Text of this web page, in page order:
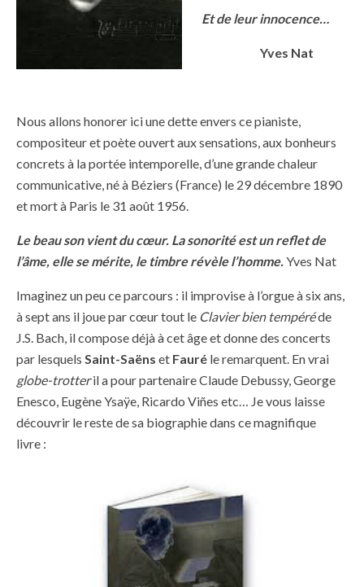
Et de leur innocence…
Yves Nat
Nous allons honorer ici une dette envers ce pianiste,
compositeur et poète ouvert aux sensations, aux bonheurs
concrets à la portée intemporelle, d’une grande chaleur
communicative, né à Béziers (France) le 29 décembre 1890
et mort à Paris le 31 août 1956.
Le beau son vient du cœur. La sonorité est un reflet de
l’âme, elle se mérite, le timbre révèle l’homme.Yves Nat
Imaginez un peu ce parcours : il improvise à l’orgue à six ans,
à sept ans il joue par cœur tout le Clavier bien tempéréde
J.S. Bach, il compose déjà à cet âge et donne des concerts
par lesquels Saint-Saëns et Fauré le remarquent. En vrai
globe-trotteril a pour partenaire Claude Debussy, George
Enesco, Eugène Ysaÿe, Ricardo Viñes etc… Je vous laisse
découvrir le reste de sa biographie dans ce magnifique
livre :